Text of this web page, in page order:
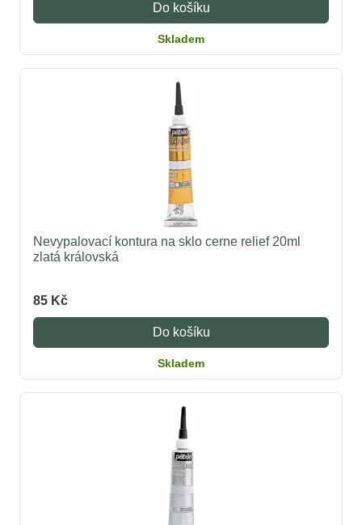
Do košíku
Skladem
Nevypalovací kontura na sklo cerne relief 20ml
zlatá královská
85 Kč
Do košíku
Skladem